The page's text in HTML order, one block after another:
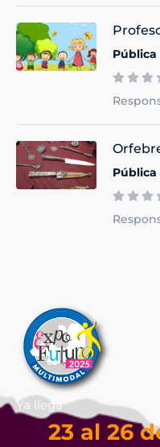
Pública
Pública
Ya llega
23 al 26